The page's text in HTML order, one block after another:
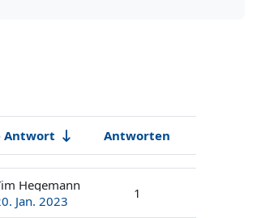
Antwort
Antworten
Aktionen
Hegemann
Jan. 2023
1